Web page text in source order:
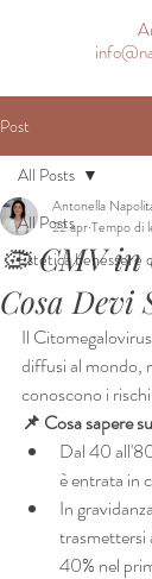
Post
All Posts
Estetica benessere
All Posts
🦠 CMV
Cosa Devi
Antonella
22 aprTempo di
Il
diffusi al mondo,
conoscono i
📌 Cosa sapere
Dal 40
è entrata in
In
40% nel